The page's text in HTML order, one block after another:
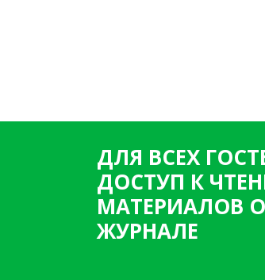
ДЛЯ ВСЕХ
ДОСТУП К
МАТЕРИАЛОВ
ЖУРНАЛЕ